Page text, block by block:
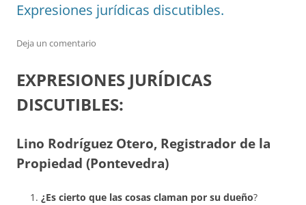
Expresiones jurídicas discutibles.
Deja un comentario
EXPRESIONES JURÍDICAS
DISCUTIBLES:
Lino Rodríguez Otero, Registrador de la
Propiedad (Pontevedra)
¿Es cierto que las cosas claman por su dueño?